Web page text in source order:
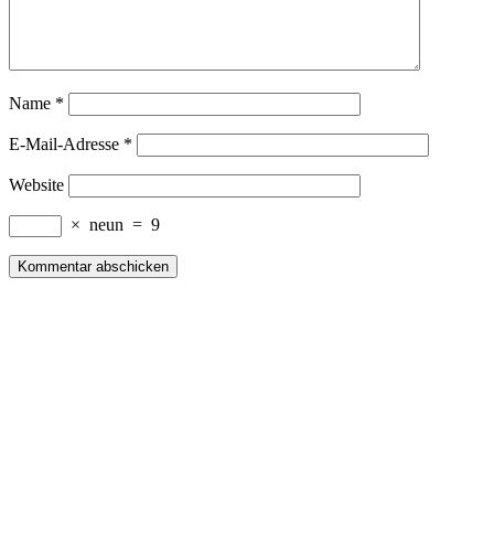
Name *
E-Mail-Adresse *
Website
× neun = 9